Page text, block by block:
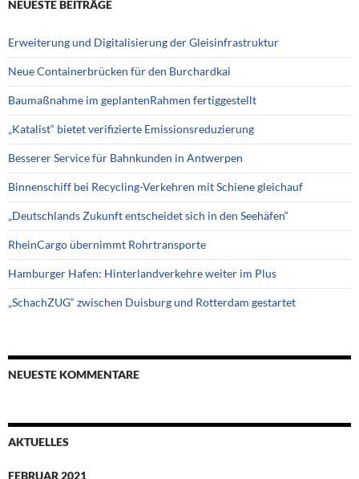
NEUESTE BEITRÄGE
Erweiterung und Digitalisierung der Gleisinfrastruktur
Neue Containerbrücken für den Burchardkai
Baumaßnahme im geplantenRahmen fertiggestellt
„Katalist“ bietet verifizierte Emissionsreduzierung
Besserer Service für Bahnkunden in Antwerpen
Binnenschiff bei Recycling-Verkehren mit Schiene gleichauf
„Deutschlands Zukunft entscheidet sich in den Seehäfen“
RheinCargo übernimmt Rohrtransporte
Hamburger Hafen: Hinterlandverkehre weiter im Plus
„SchachZUG“ zwischen Duisburg und Rotterdam gestartet
NEUESTE KOMMENTARE
AKTUELLES
FEBRUAR 2021